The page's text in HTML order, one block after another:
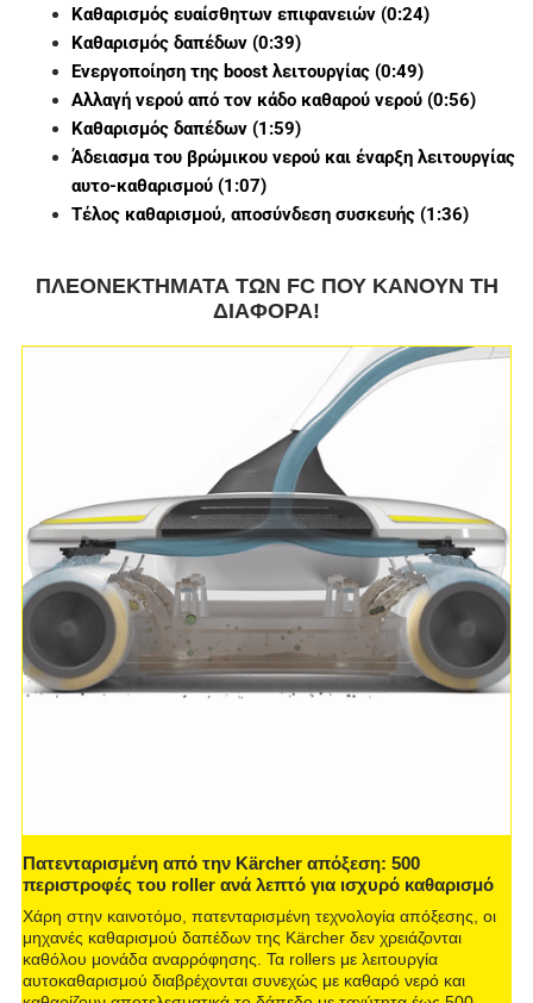
V
i
d
e
o
Καθαρισμός ευαίσθητων επιφανειών (0:24)
Καθαρισμός δαπέδων (0:39)
Ενεργοποίηση της boost λειτουργίας (0:49)
Αλλαγή νερού από τον κάδο καθαρού νερού (0:56)
Καθαρισμός δαπέδων (1:59)
Άδειασμα του βρώμικου νερού και έναρξη λειτουργίας
αυτο-καθαρισμού (1:07)
Τέλος καθαρισμού, αποσύνδεση συσκευής (1:36)
ΠΛΕΟΝΕΚΤΗΜΑΤΑ ΤΩΝ FC ΠΟΥ ΚΑΝΟΥΝ ΤΗ
ΔΙΑΦΟΡΑ!
Πατενταρισμένη από την Kärcher απόξεση: 500
περιστροφές του roller ανά λεπτό για ισχυρό καθαρισμό
Χάρη στην καινοτόμο, πατενταρισμένη τεχνολογία απόξεσης, οι
μηχανές καθαρισμού δαπέδων της Kärcher δεν χρειάζονται
καθόλου μονάδα αναρρόφησης. Τα rollers με λειτουργία
αυτοκαθαρισμού διαβρέχονται συνεχώς με καθαρό νερό και